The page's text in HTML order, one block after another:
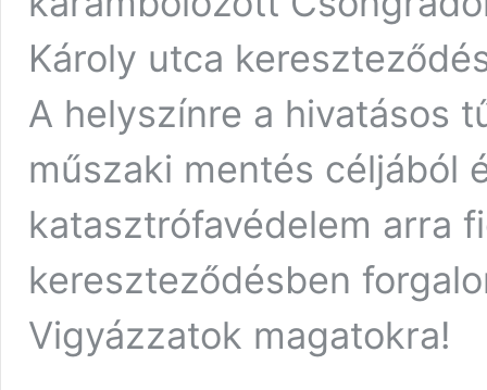
Károly utca
A helyszínre a hivatásos
műszaki mentés céljából
katasztrófavédelem arra
kereszteződésben
Vigyázzatok magatokra!